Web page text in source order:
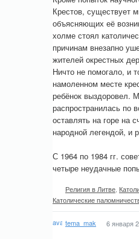
Крестов, существует
объясняющих её
холме стоял
причинам внезапно
жителей окрестных
Ничто не помогало, и
намоленном месте
ребёнок выздоровел.
распространилась по
оставлять на горе на
народной легендой, и
С 1964 по 1984 гг.
четыре неудачные
Религия в Литве
Католические
tema_mak 6 января